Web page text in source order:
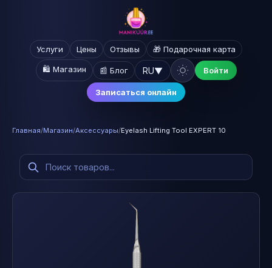
Услуги Цены Отзывы 🎁 Подарочная карта
🛍️ Магазин 📰 Блог RU▼ Войти
Записаться онлайн
Главная/Магазин/Аксессуары/Eyelash Lifting Tool EXPERT 10